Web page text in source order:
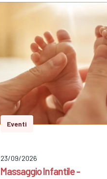
Eventi
23/09/2026
Massaggio Infantile -